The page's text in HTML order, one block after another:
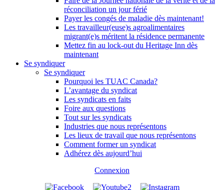
réconciliation un jour férié
Payer les congés de maladie dès maintenant!
Les travailleur(euse)s agroalimentaires
migrant(e)s méritent la résidence permanente
Mettez fin au lock-out du Heritage Inn dès
maintenant
Se syndiquer
Se syndiquer
Pourquoi les TUAC Canada?
L’avantage du syndicat
Les syndicats en faits
Foire aux questions
Tout sur les syndicats
Industries que nous représentons
Les lieux de travail que nous représentons
Comment former un syndicat
Adhérez dès aujourd’hui
Connexion